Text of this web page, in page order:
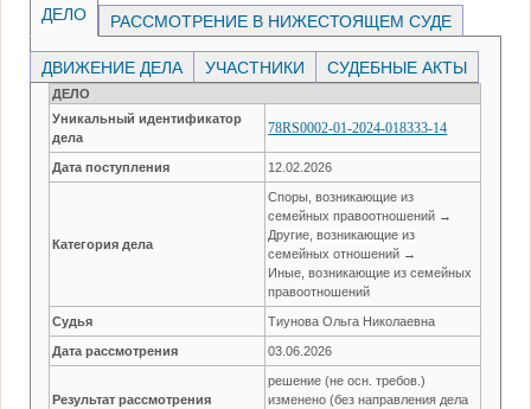
ДЕЛО РАССМОТРЕНИЕ В НИЖЕСТОЯЩЕМ СУДЕ
ДВИЖЕНИЕ ДЕЛА УЧАСТНИКИ СУДЕБНЫЕ АКТЫ
ДЕЛО
Уникальный идентификатор
дела
78RS0002-01-2024-018333-14
Дата поступления 12.02.2026
Категория дела
Споры, возникающие из
семейных правоотношений →
Другие, возникающие из
семейных отношений →
Иные, возникающие из семейных
правоотношений
Судья Тиунова Ольга Николаевна
Дата рассмотрения 03.06.2026
Результат рассмотрения
решение (не осн. требов.)
изменено (без направления дела